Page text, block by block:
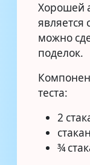
Хорошей
является
можно
поделок.
теста:
2
¾